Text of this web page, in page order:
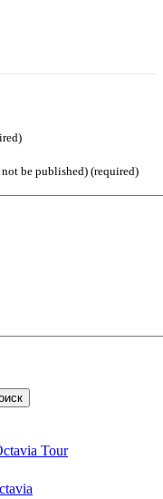
be published) (required)
Tour